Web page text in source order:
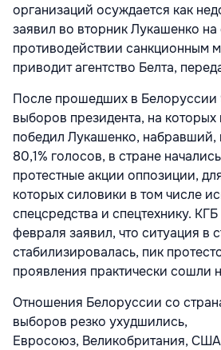
организаций осуждается как
заявил во вторник Лукашенко
противодействии санкционным
приводит агентство Белта,
После прошедших в Белоруссии
выборов президента, на
победил Лукашенко,
80,1% голосов, в стране
протестные акции оппозиции,
которых силовики в том числе
спецсредства и спецтехнику.
февраля заявил, что ситуация в
стабилизировалась, пик
проявления практически сошли
Отношения Белоруссии со
выборов резко ухудшились,
Евросоюз, Великобритания,